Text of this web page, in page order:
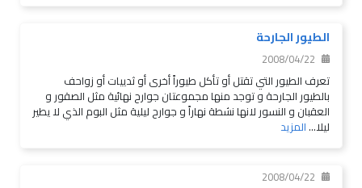
الطيور الجارحة
2008/04/22
تعرف الطيور التي تقتل أو تأكل طيوراً أخرى أو ثدييات أو زواحف
بالطيور الجارحة و توجد منها مجموعتان جوارح نهائية مثل الصقور و
العقبان و النسور لانها نشطة نهاراً و جوارح ليلية مثل البوم الذي لا يطير
ليلا...المزيد
2008/04/22